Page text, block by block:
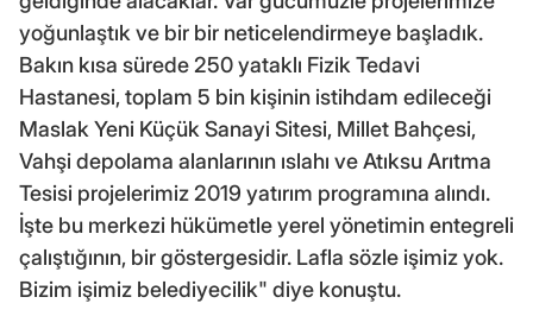
yoğunlaştık ve bir bir neticelendirmeye başladık.
Bakın kısa sürede 250 yataklı Fizik Tedavi
Hastanesi, toplam 5 bin kişinin istihdam edileceği
Maslak Yeni Küçük Sanayi Sitesi, Millet Bahçesi,
Vahşi depolama alanlarının ıslahı ve Atıksu Arıtma
Tesisi projelerimiz 2019 yatırım programına alındı.
İşte bu merkezi hükümetle yerel yönetimin entegreli
çalıştığının, bir göstergesidir. Lafla sözle işimiz yok.
Bizim işimiz belediyecilik" diye konuştu.